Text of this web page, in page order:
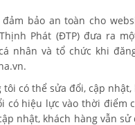
đảm bảo an toàn cho
Phát (ĐTP) đưa ra
nhân và tổ chức khi
tôi có thể sửa đổi, cập
có hiệu lực vào thời điểm
nhật, khách hàng vẫn sử